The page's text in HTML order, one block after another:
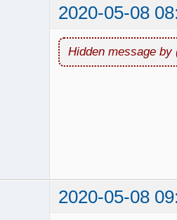
2020-05-08
Hidden message by
2020-05-08